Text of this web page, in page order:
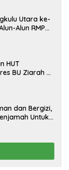
Utara ke-
Alun RMP
HUT
BU Ziarah ke
dan Bergizi,
Untuk